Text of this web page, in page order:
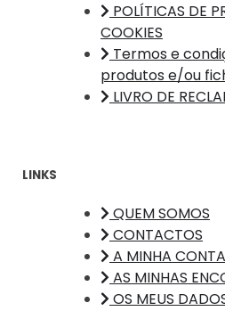
POLÍTICAS DE
COOKIES
Termos e
produtos e/ou
LIVRO DE
LINKS
QUEM SOMOS
CONTACTOS
A MINHA CONTA
AS MINHAS
OS MEUS